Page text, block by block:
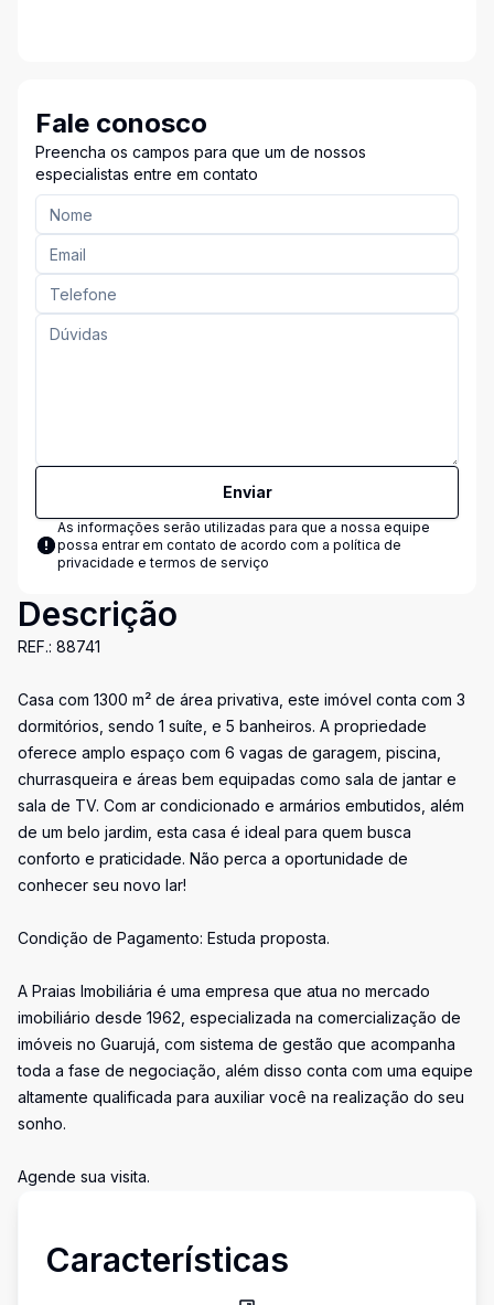
Fale conosco
Preencha os campos para que um de nossos
especialistas entre em contato
Enviar
As informações serão utilizadas para que a nossa equipe
possa entrar em contato de acordo com a política de
privacidade e termos de serviço
Descrição
REF.: 88741
Casa com 1300 m² de área privativa, este imóvel conta com 3
dormitórios, sendo 1 suíte, e 5 banheiros. A propriedade
oferece amplo espaço com 6 vagas de garagem, piscina,
churrasqueira e áreas bem equipadas como sala de jantar e
sala de TV. Com ar condicionado e armários embutidos, além
de um belo jardim, esta casa é ideal para quem busca
conforto e praticidade. Não perca a oportunidade de
conhecer seu novo lar!
Condição de Pagamento: Estuda proposta.
A Praias Imobiliária é uma empresa que atua no mercado
imobiliário desde 1962, especializada na comercialização de
imóveis no Guarujá, com sistema de gestão que acompanha
toda a fase de negociação, além disso conta com uma equipe
altamente qualificada para auxiliar você na realização do seu
sonho.
Agende sua visita.
Características